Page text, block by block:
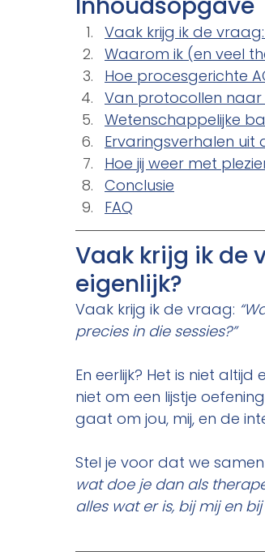
Inhoudsopgave
Vaak krijg ik de
Waarom ik (en veel
Hoe procesgerichte
Van protocollen naar
Wetenschappelijke
Ervaringsverhalen uit
Hoe jij weer met
Conclusie
FAQ
Vaak krijg ik de
eigenlijk?
Vaak krijg ik de vraag:
precies in die sessies?”
En eerlijk? Het is niet
niet om een lijstje
gaat om jou, mij, en de
Stel je voor dat we
wat doe je dan als
alles wat er is, bij mij en